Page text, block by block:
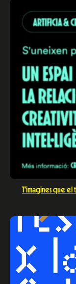
T’imagines que